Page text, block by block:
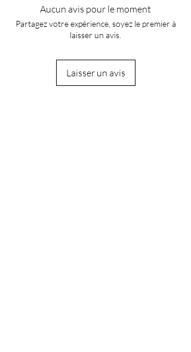
Aucun avis pour le moment
Partagez votre expérience, soyez le premier à
laisser un avis.
Laisser un avis